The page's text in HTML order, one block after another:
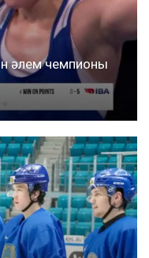
әлем чемпионы